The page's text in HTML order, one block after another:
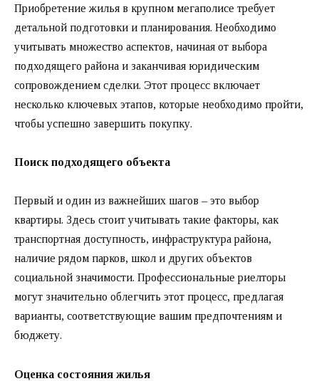
Приобретение жилья в крупном мегаполисе требует
детальной подготовки и планирования. Необходимо
учитывать множество аспектов, начиная от выбора
подходящего района и заканчивая юридическим
сопровождением сделки. Этот процесс включает
несколько ключевых этапов, которые необходимо пройти,
чтобы успешно завершить покупку.
Поиск подходящего объекта
Первый и один из важнейших шагов – это выбор
квартиры. Здесь стоит учитывать такие факторы, как
транспортная доступность, инфраструктура района,
наличие рядом парков, школ и других объектов
социальной значимости. Профессиональные риелторы
могут значительно облегчить этот процесс, предлагая
варианты, соответствующие вашим предпочтениям и
бюджету.
Оценка состояния жилья